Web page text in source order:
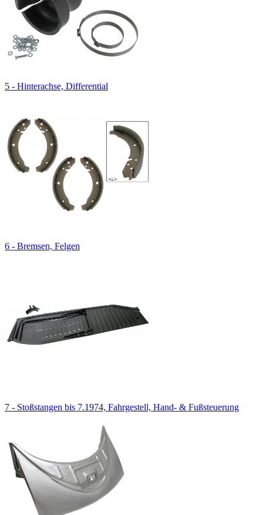
5 - Hinterachse, Differential
6 - Bremsen, Felgen
7 - Stoßstangen bis 7.1974, Fahrgestell, Hand- & Fußsteuerung